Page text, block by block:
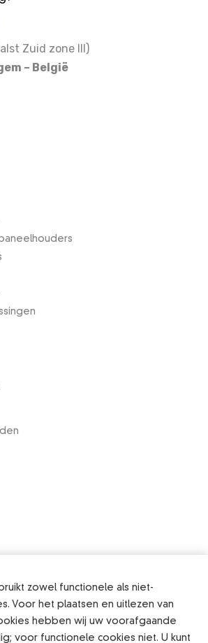
Zuid zone III)
– België
zowel functionele als niet-
Voor het plaatsen en uitlezen van
hebben wij uw voorafgaande
voor functionele cookies niet. U kunt